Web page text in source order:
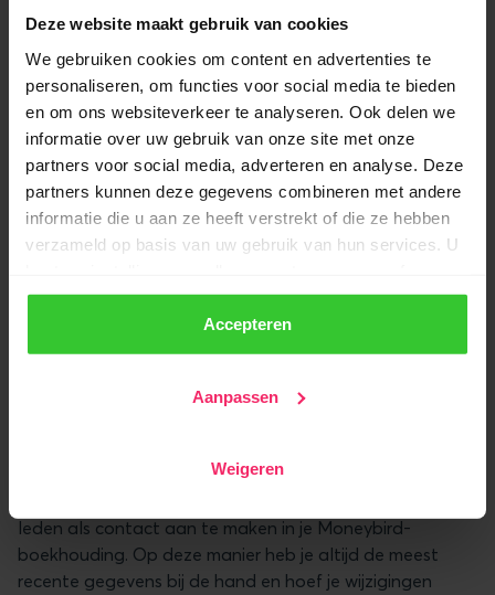
Deze website maakt gebruik van cookies
We gebruiken cookies om content en advertenties te
personaliseren, om functies voor social media te bieden
en om ons websiteverkeer te analyseren. Ook delen we
informatie over uw gebruik van onze site met onze
partners voor social media, adverteren en analyse. Deze
partners kunnen deze gegevens combineren met andere
informatie die u aan ze heeft verstrekt of die ze hebben
verzameld op basis van uw gebruik van hun services. U
intrekken via de knop linksonder in uw scherm.
We werken samen met22 derdendie uw gegevens
Accepteren
Aanpassen
Weigeren
wijzigingen in het profiel van een lid automatisch
verwerkt worden in de relatie in Exact Online. Op deze
manier heb je altijd de meest recente gegevens bij de
hand en hoef je wijzigingen maar één keer door te
voeren. We synchroniseren personalia, adresgegevens,
rekeninggegevens en informatie over incasso-
machtigingen.
met Exact Online via de instellingen in Congressus
Manager. Iedere wijziging in Congressus gaat direct
door naar de administratie in Exact Online.
Koppeling met Moneybird
leden als contact aan te maken in je Moneybird-
boekhouding. Op deze manier heb je altijd de meest
recente gegevens bij de hand en hoef je wijzigingen